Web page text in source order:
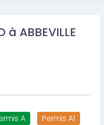
à ABBEVILLE
A
Permis A1